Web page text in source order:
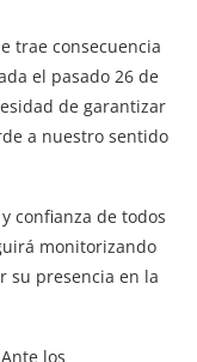
trae consecuencia
el pasado 26 de
de garantizar
a nuestro sentido
confianza de todos
monitorizando
su presencia en la
los